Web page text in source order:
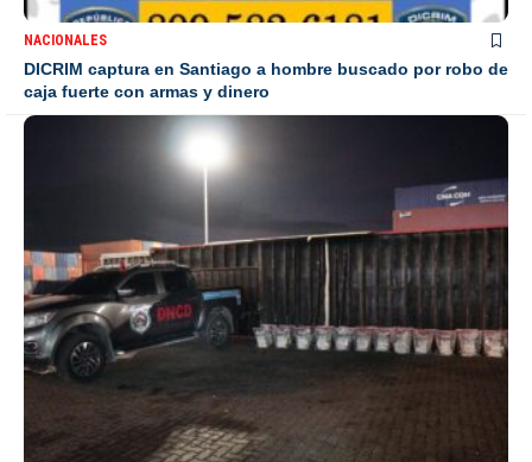
NACIONALES
DICRIM captura en Santiago a hombre buscado por robo de
caja fuerte con armas y dinero